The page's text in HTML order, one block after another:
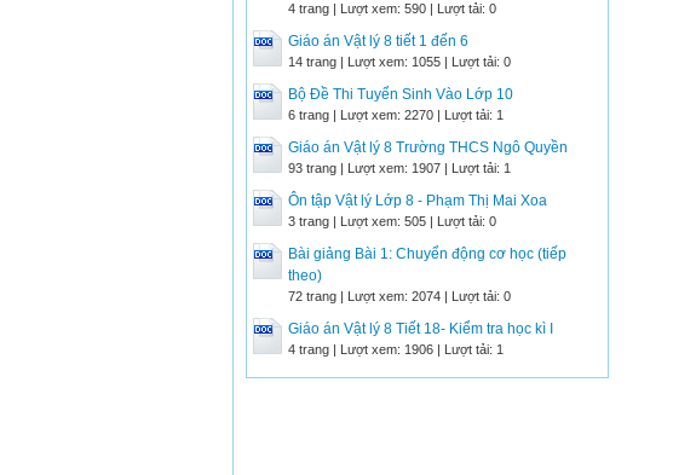
4 trang | Lượt xem: 590 | Lượt tải: 0
Giáo án Vật lý 8 tiết 1 đến 6
14 trang | Lượt xem: 1055 | Lượt tải: 0
Bộ Đề Thi Tuyển Sinh Vào Lớp 10
6 trang | Lượt xem: 2270 | Lượt tải: 1
Giáo án Vật lý 8 Trường THCS Ngô Quyền
93 trang | Lượt xem: 1907 | Lượt tải: 1
Ôn tập Vật lý Lớp 8 - Phạm Thị Mai Xoa
3 trang | Lượt xem: 505 | Lượt tải: 0
Bài giảng Bài 1: Chuyển động cơ học (tiếp
theo)
72 trang | Lượt xem: 2074 | Lượt tải: 0
Giáo án Vật lý 8 Tiết 18- Kiểm tra học kì I
4 trang | Lượt xem: 1906 | Lượt tải: 1